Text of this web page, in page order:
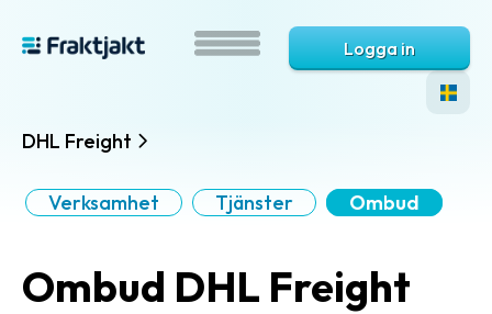
Logga in
DHL Freight
Verksamhet Tjänster Ombud
Ombud DHL Freight